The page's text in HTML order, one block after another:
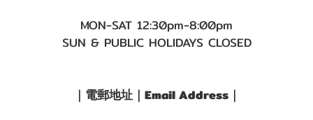
MON-SAT 12:30pm-8:00pm
SUN & PUBLIC HOLIDAYS CLOSED
｜電郵地址｜Email Address｜